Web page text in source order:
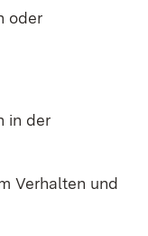
oder
in der
Verhalten und